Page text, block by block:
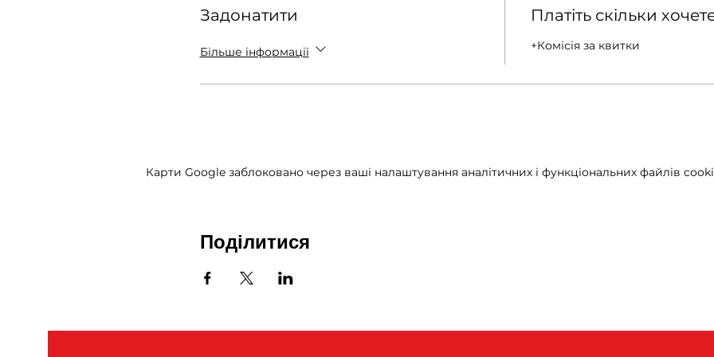
Задонатити
Більше інформації
Платіть скільки
+Комісія за квитки
Карти Google заблоковано через ваші налаштування аналітичних і функціональних файлів
Поділитися